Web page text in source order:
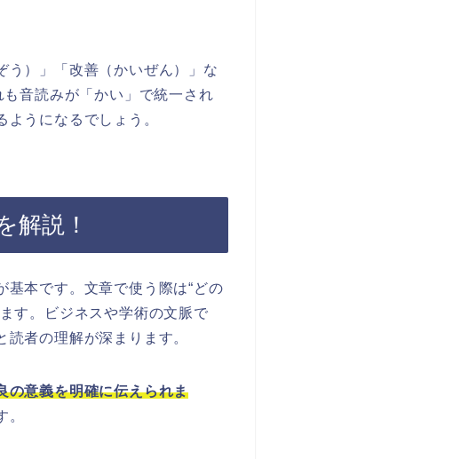
う）」「改善（かいぜん）」な
音読みが「かい」で統一され
うになるでしょう。
解説！
本です。文章で使う際は“どの
す。ビジネスや学術の文脈で
者の理解が深まります。
の意義を明確に伝えられま